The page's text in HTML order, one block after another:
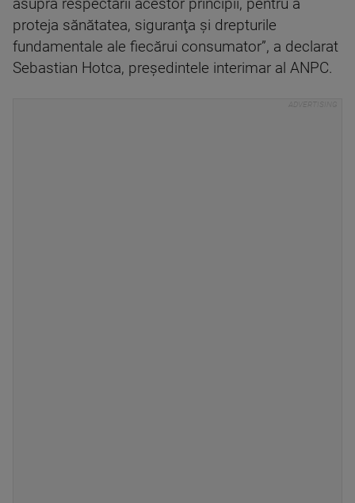
asupra respectării acestor principii, pentru a
proteja sănătatea, siguranţa şi drepturile
fundamentale ale fiecărui consumator”, a declarat
Sebastian Hotca, preşedintele interimar al ANPC.